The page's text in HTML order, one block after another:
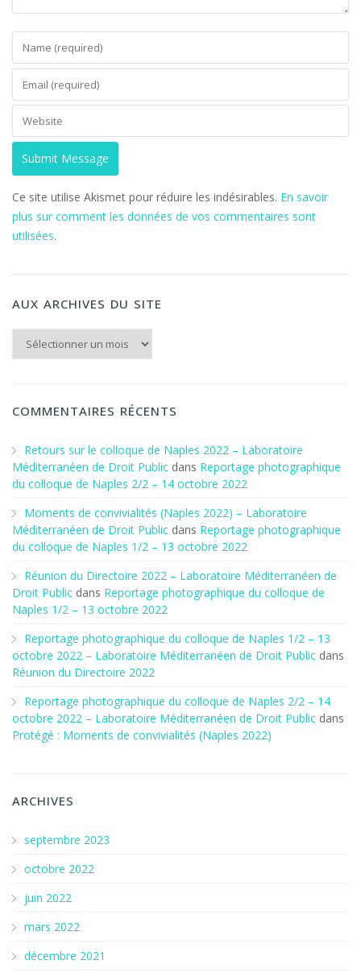
Ce site utilise Akismet pour réduire les indésirables. En savoir
plus sur comment les données de vos commentaires sont
utilisées.
AUX ARCHIVES DU SITE
Aux archives du Site
COMMENTAIRES RÉCENTS
Retours sur le colloque de Naples 2022 – Laboratoire
Méditerranéen de Droit Public dans Reportage photographique
du colloque de Naples 2/2 – 14 octobre 2022
Moments de convivialités (Naples 2022) – Laboratoire
Méditerranéen de Droit Public dans Reportage photographique
du colloque de Naples 1/2 – 13 octobre 2022
Réunion du Directoire 2022 – Laboratoire Méditerranéen de
Droit Public dans Reportage photographique du colloque de
Naples 1/2 – 13 octobre 2022
Reportage photographique du colloque de Naples 1/2 – 13
octobre 2022 – Laboratoire Méditerranéen de Droit Public dans
Réunion du Directoire 2022
Reportage photographique du colloque de Naples 2/2 – 14
octobre 2022 – Laboratoire Méditerranéen de Droit Public dans
Protégé : Moments de convivialités (Naples 2022)
ARCHIVES
septembre 2023
octobre 2022
juin 2022
mars 2022
décembre 2021